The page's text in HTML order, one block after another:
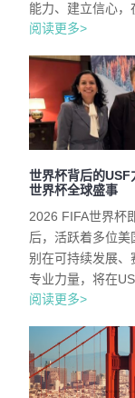
能力、建立信心，
阅读更多>
世界杯背后的
世界杯全球盛事
2026 FIFA世界杯
后，活跃着多位
别在可持续发展、
专业力量，将在
阅读更多>